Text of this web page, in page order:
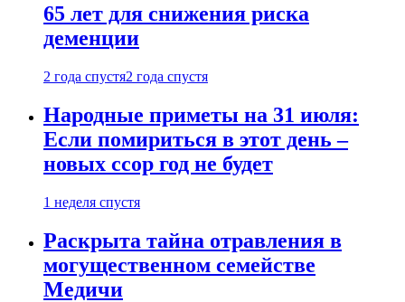
65 лет для снижения риска
деменции
2 года спустя2 года спустя
Народные приметы на 31 июля:
Если помириться в этот день –
новых ссор год не будет
1 неделя спустя
Раскрыта тайна отравления в
могущественном семействе
Медичи